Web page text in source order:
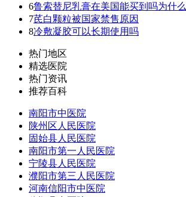
6鲁索替尼乳膏在美国能买到吗为什么
7芪白颗粒被国家禁售原因
8冷敷凝胶可以长期使用吗
热门地区
精选医院
热门资讯
推荐百科
南阳市中医院
陕州区人民医院
固始县人民医院
南阳市第一人民医院
宁陵县人民医院
濮阳市第三人民医院
河南信阳市中医院